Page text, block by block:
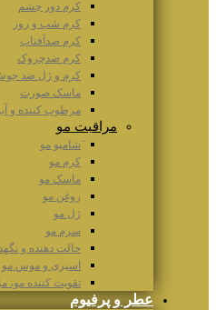
کرم دور چشم
کرم شب و روز
کرم ضدآفتاب
کرم ضدچروک
کرم و ژل ضد
ماسک صورت
مرطوب کننده و
مراقبت مو
َشامپو مو
کرم مو
ماسک مو
روغن مو
ژل مو
سرم مو
حالت دهنده و
اسپری و موس مو
تقویت کننده مو،
عطر و پرفیوم